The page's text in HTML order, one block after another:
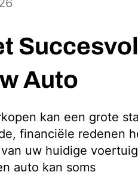
Succesvol
Auto
kan een grote
financiële redenen
uw huidige
auto kan soms